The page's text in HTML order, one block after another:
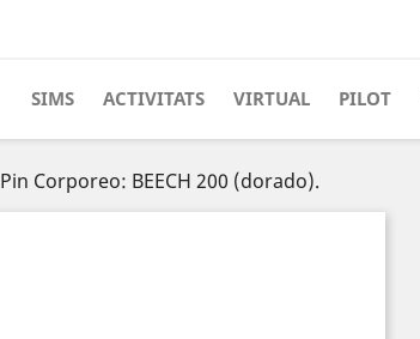
SIMS ACTIVITATS VIRTUAL PILOT
Pin Corporeo: BEECH 200 (dorado).